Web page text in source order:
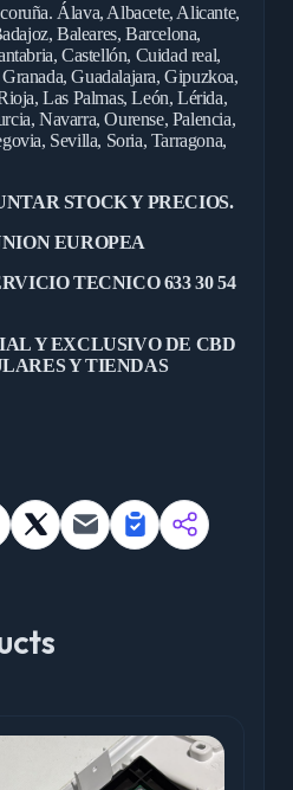
Álava, Albacete, Alicante,
Baleares, Barcelona,
Castellón, Cuidad real,
Guadalajara, Gipuzkoa,
Las Palmas, León, Lérida,
Navarra, Ourense, Palencia,
Sevilla, Soria, Tarragona,
STOCK Y PRECIOS.
EUROPEA
TECNICO 633 30 54
Y EXCLUSIVO DE CBD
Y TIENDAS